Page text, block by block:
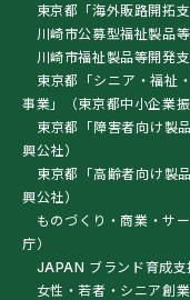
東京都「海外販路開拓支
川崎市公募型福祉製品等
川崎市福祉製品等開発支
東京都「シニア・福祉
事業」（東京都中小企業振
東京都「障害者向け製
興公社）
東京都「高齢者向け製
興公社）
ものづくり・商業・サ
庁）
JAPAN ブランド育成支
女性・若者・シニア創業